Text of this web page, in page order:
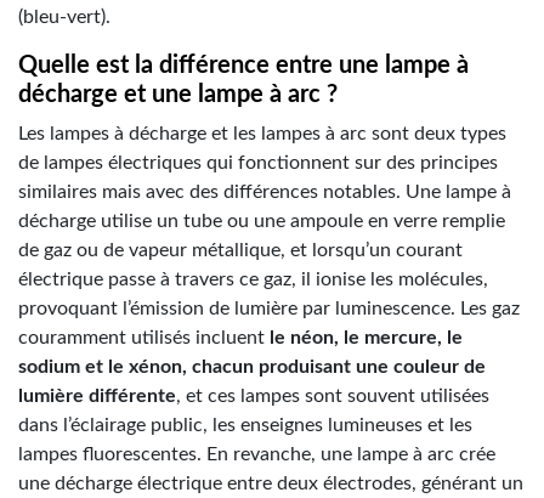
(bleu-vert).
Quelle est la différence entre une lampe à
décharge et une lampe à arc ?
Les lampes à décharge et les lampes à arc sont deux types
de lampes électriques qui fonctionnent sur des principes
similaires mais avec des différences notables. Une lampe à
décharge utilise un tube ou une ampoule en verre remplie
de gaz ou de vapeur métallique, et lorsqu’un courant
électrique passe à travers ce gaz, il ionise les molécules,
provoquant l’émission de lumière par luminescence. Les gaz
couramment utilisés incluent le néon, le mercure, le
sodium et le xénon, chacun produisant une couleur de
lumière différente, et ces lampes sont souvent utilisées
dans l’éclairage public, les enseignes lumineuses et les
lampes fluorescentes. En revanche, une lampe à arc crée
une décharge électrique entre deux électrodes, générant un